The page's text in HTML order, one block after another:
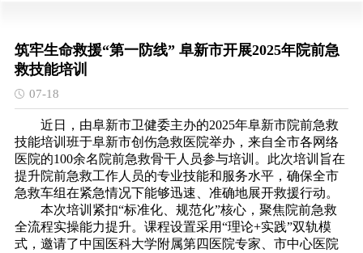
筑牢生命救援“第一防线” 阜新市开展2025年院前急
救技能培训
07-18
近日，由阜新市卫健委主办的2025年阜新市院前急救
技能培训班于阜新市创伤急救医院举办，来自全市各网络
医院的100余名院前急救骨干人员参与培训。此次培训旨在
提升院前急救工作人员的专业技能和服务水平，确保全市
急救车组在紧急情况下能够迅速、准确地展开救援行动。
本次培训紧扣“标准化、规范化”核心，聚焦院前急救
全流程实操能力提升。课程设置采用“理论+实践”双轨模
式，邀请了中国医科大学附属第四医院专家、市中心医院